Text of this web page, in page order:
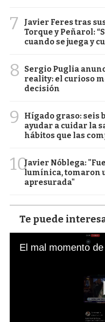
7
Javier Feres tras
Torque y Peñarol:
cuando se juega y
8
Sergio Puglia
reality: el curioso
decisión
9
Hígado graso: seis
ayudar a cuidar la
hábitos que las
10Javier Nóblega:
lumínica, tomaron
apresurada"
Te puede